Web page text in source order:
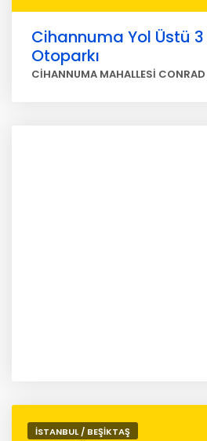
Cihannuma Yol Üstü 3
Otoparkı
CİHANNUMA MAHALLESİ CONRAD
İSTANBUL / BEŞİKTAŞ